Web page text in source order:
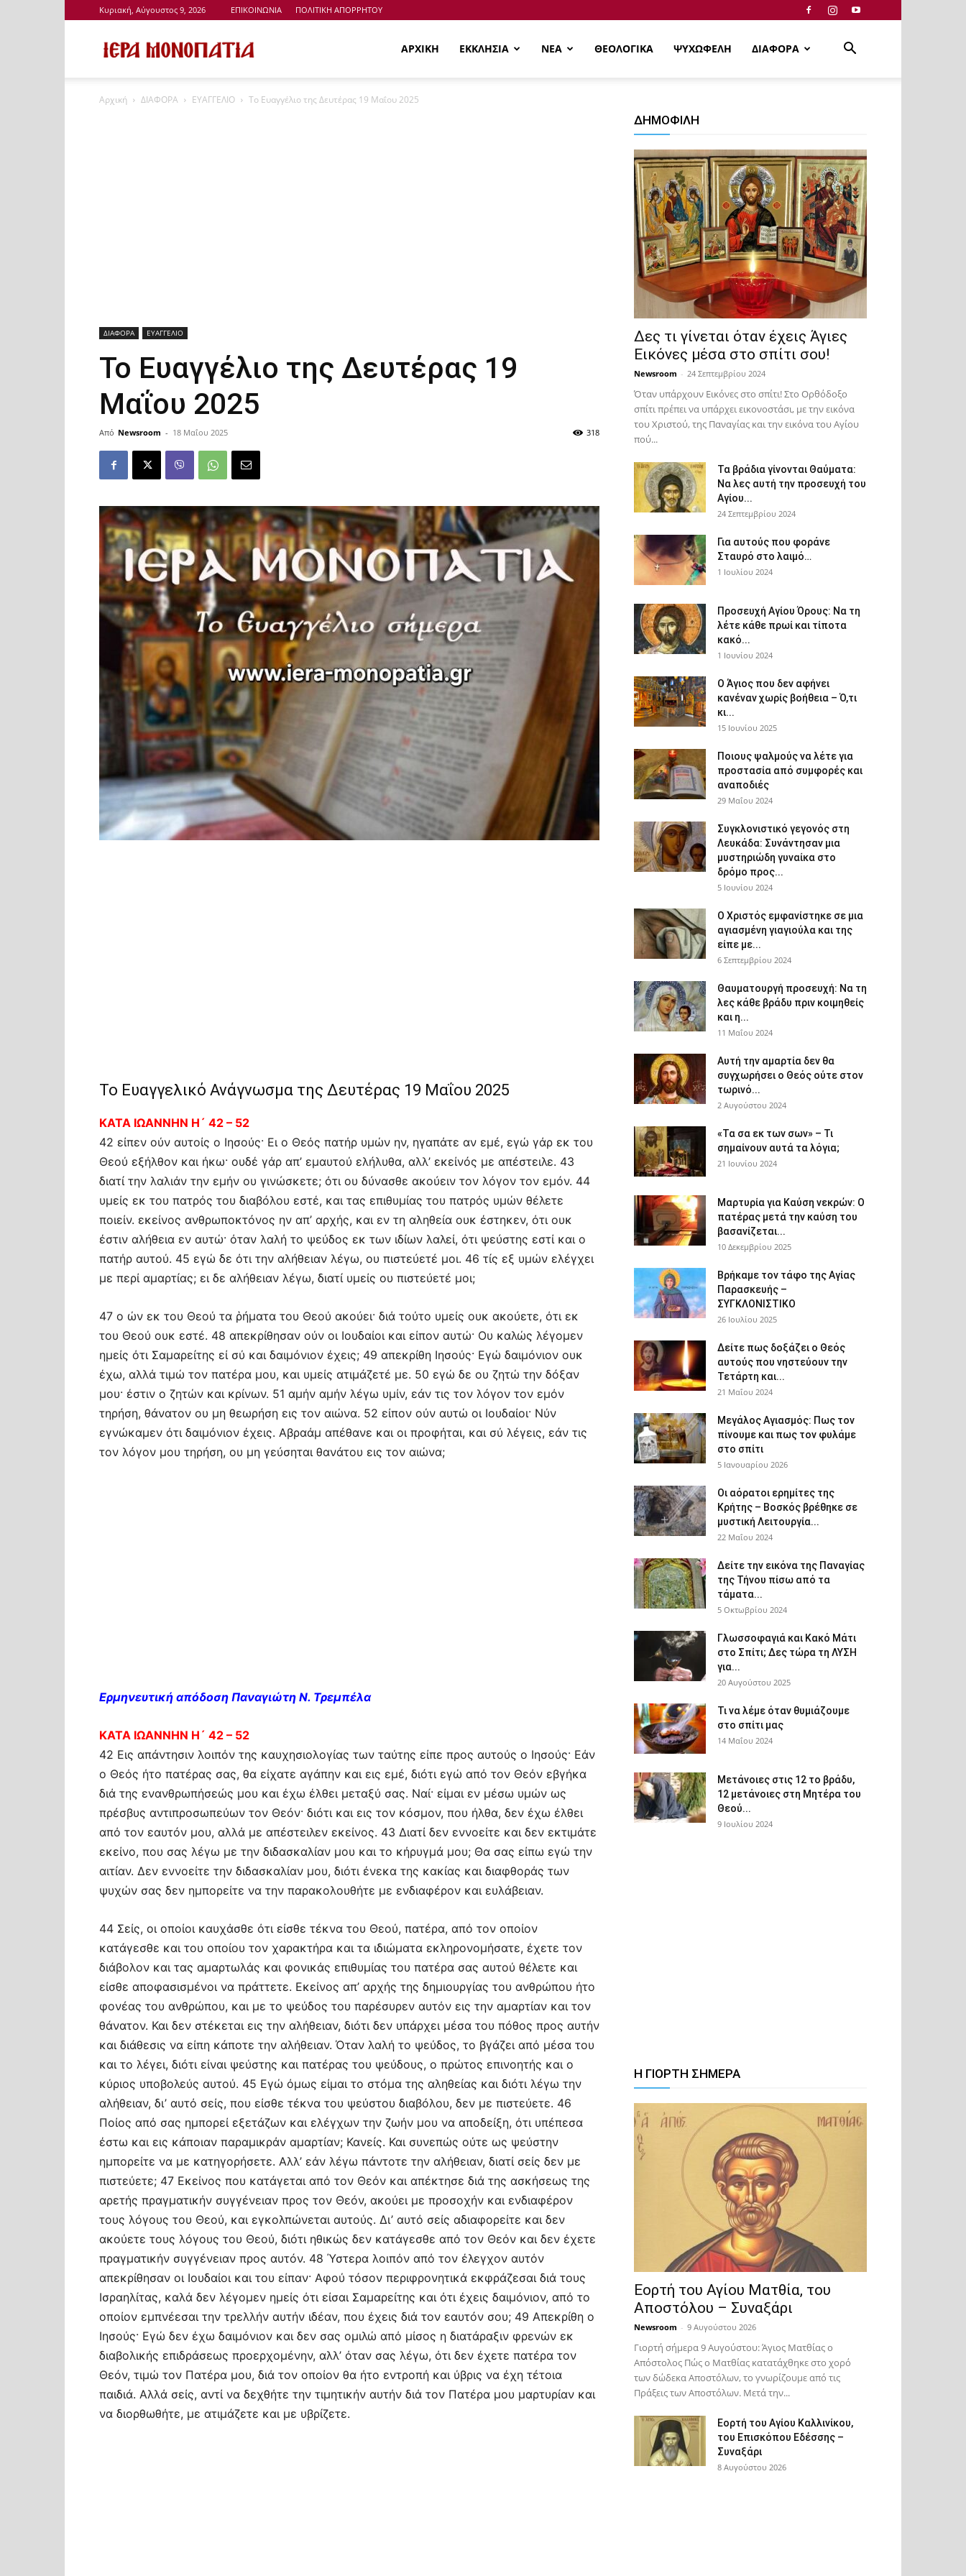
Κυριακή, Αύγουστος 9, 2026 ΕΠΙΚΟΙΝΩΝΙΑ ΠΟΛΙΤΙΚΗ ΑΠΟΡΡΗΤΟΥ
Μονοπάτια
ΑΡΧΙΚΗ ΕΚΚΛΗΣΙΑ ΝΕΑ ΘΕΟΛΟΓΙΚΑ ΨΥΧΩΦΕΛΗ ΔΙΑΦΟΡΑ
Αρχική ΔΙΑΦΟΡΑ ΕΥΑΓΓΕΛΙΟ Το Ευαγγέλιο της Δευτέρας 19 Μαΐου 2025
ΔΙΑΦΟΡΑ ΕΥΑΓΓΕΛΙΟ
Το Ευαγγέλιο της Δευτέρας 19
Μαΐου 2025
Από Newsroom - 18 Μαΐου 2025 318
Το Ευαγγελικό Ανάγνωσμα της Δευτέρας 19 Μαΐου 2025
ΚΑΤΑ ΙΩΑΝΝΗΝ Η´ 42 – 52
42 είπεν ούν αυτοίς ο Ιησούς· Ει ο Θεός πατήρ υμών ην, ηγαπάτε αν εμέ, εγώ γάρ εκ του
Θεού εξήλθον και ήκω· ουδέ γάρ απ’ εμαυτού ελήλυθα, αλλ’ εκείνός με απέστειλε. 43
διατί την λαλιάν την εμήν ου γινώσκετε; ότι ου δύνασθε ακούειν τον λόγον τον εμόν. 44
υμείς εκ του πατρός του διαβόλου εστέ, και τας επιθυμίας του πατρός υμών θέλετε
ποιείν. εκείνος ανθρωποκτόνος ην απ’ αρχής, και εν τη αληθεία ουκ έστηκεν, ότι ουκ
έστιν αλήθεια εν αυτώ· όταν λαλή το ψεύδος εκ των ιδίων λαλεί, ότι ψεύστης εστί και ο
πατήρ αυτού. 45 εγώ δε ότι την αλήθειαν λέγω, ου πιστεύετέ μοι. 46 τίς εξ υμών ελέγχει
με περί αμαρτίας; ει δε αλήθειαν λέγω, διατί υμείς ου πιστεύετέ μοι;
47 ο ών εκ του Θεού τα ῥήματα του Θεού ακούει· διά τούτο υμείς ουκ ακούετε, ότι εκ
του Θεού ουκ εστέ. 48 απεκρίθησαν ούν οι Ιουδαίοι και είπον αυτώ· Ου καλώς λέγομεν
ημείς ότι Σαμαρείτης εί σύ και δαιμόνιον έχεις; 49 απεκρίθη Ιησούς· Εγώ δαιμόνιον ουκ
έχω, αλλά τιμώ τον πατέρα μου, και υμείς ατιμάζετέ με. 50 εγώ δε ου ζητώ την δόξαν
μου· έστιν ο ζητών και κρίνων. 51 αμήν αμήν λέγω υμίν, εάν τις τον λόγον τον εμόν
τηρήση, θάνατον ου μη θεωρήση εις τον αιώνα. 52 είπον ούν αυτώ οι Ιουδαίοι· Νύν
εγνώκαμεν ότι δαιμόνιον έχεις. Αβραάμ απέθανε και οι προφήται, και σύ λέγεις, εάν τις
τον λόγον μου τηρήση, ου μη γεύσηται θανάτου εις τον αιώνα;
Ερμηνευτική απόδοση Παναγιώτη Ν. Τρεμπέλα
ΚΑΤΑ ΙΩΑΝΝΗΝ Η´ 42 – 52
42 Εις απάντησιν λοιπόν της καυχησιολογίας των ταύτης είπε προς αυτούς ο Ιησούς· Εάν
ο Θεός ήτο πατέρας σας, θα είχατε αγάπην και εις εμέ, διότι εγώ από τον Θεόν εβγήκα
διά της ενανθρωπήσεώς μου και έχω έλθει μεταξύ σας. Ναί· είμαι εν μέσω υμών ως
πρέσβυς αντιπροσωπεύων τον Θεόν· διότι και εις τον κόσμον, που ήλθα, δεν έχω έλθει
από τον εαυτόν μου, αλλά με απέστειλεν εκείνος. 43 Διατί δεν εννοείτε και δεν εκτιμάτε
εκείνο, που σας λέγω με την διδασκαλίαν μου και το κήρυγμά μου; Θα σας είπω εγώ την
αιτίαν. Δεν εννοείτε την διδασκαλίαν μου, διότι ένεκα της κακίας και διαφθοράς των
ψυχών σας δεν ημπορείτε να την παρακολουθήτε με ενδιαφέρον και ευλάβειαν.
44 Σείς, οι οποίοι καυχάσθε ότι είσθε τέκνα του Θεού, πατέρα, από τον οποίον
κατάγεσθε και του οποίου τον χαρακτήρα και τα ιδιώματα εκληρονομήσατε, έχετε τον
διάβολον και τας αμαρτωλάς και φονικάς επιθυμίας του πατέρα σας αυτού θέλετε και
είσθε αποφασισμένοι να πράττετε. Εκείνος απ’ αρχής της δημιουργίας του ανθρώπου ήτο
φονέας του ανθρώπου, και με το ψεύδος του παρέσυρεν αυτόν εις την αμαρτίαν και τον
θάνατον. Και δεν στέκεται εις την αλήθειαν, διότι δεν υπάρχει μέσα του πόθος προς αυτήν
και διάθεσις να είπη κάποτε την αλήθειαν. Όταν λαλή το ψεύδος, το βγάζει από μέσα του
και το λέγει, διότι είναι ψεύστης και πατέρας του ψεύδους, ο πρώτος επινοητής και ο
κύριος υποβολεύς αυτού. 45 Εγώ όμως είμαι το στόμα της αληθείας και διότι λέγω την
αλήθειαν, δι’ αυτό σείς, που είσθε τέκνα του ψεύστου διαβόλου, δεν με πιστεύετε. 46
Ποίος από σας ημπορεί εξετάζων και ελέγχων την ζωήν μου να αποδείξη, ότι υπέπεσα
έστω και εις κάποιαν παραμικράν αμαρτίαν; Κανείς. Και συνεπώς ούτε ως ψεύστην
ημπορείτε να με κατηγορήσετε. Αλλ’ εάν λέγω πάντοτε την αλήθειαν, διατί σείς δεν με
πιστεύετε; 47 Εκείνος που κατάγεται από τον Θεόν και απέκτησε διά της ασκήσεως της
αρετής πραγματικήν συγγένειαν προς τον Θεόν, ακούει με προσοχήν και ενδιαφέρον
τους λόγους του Θεού, και εγκολπώνεται αυτούς. Δι’ αυτό σείς αδιαφορείτε και δεν
ακούετε τους λόγους του Θεού, διότι ηθικώς δεν κατάγεσθε από τον Θεόν και δεν έχετε
πραγματικήν συγγένειαν προς αυτόν. 48 Ύστερα λοιπόν από τον έλεγχον αυτόν
απεκρίθησαν οι Ιουδαίοι και του είπαν· Αφού τόσον περιφρονητικά εκφράζεσαι διά τους
Ισραηλίτας, καλά δεν λέγομεν ημείς ότι είσαι Σαμαρείτης και ότι έχεις δαιμόνιον, από το
οποίον εμπνέεσαι την τρελλήν αυτήν ιδέαν, που έχεις διά τον εαυτόν σου; 49 Απεκρίθη ο
Ιησούς· Εγώ δεν έχω δαιμόνιον και δεν σας ομιλώ από μίσος η διατάραξιν φρενών εκ
διαβολικής επιδράσεως προερχομένην, αλλ’ όταν σας λέγω, ότι δεν έχετε πατέρα τον
Θεόν, τιμώ τον Πατέρα μου, διά τον οποίον θα ήτο εντροπή και ύβρις να έχη τέτοια
παιδιά. Αλλά σείς, αντί να δεχθήτε την τιμητικήν αυτήν διά τον Πατέρα μου μαρτυρίαν και
να διορθωθήτε, με ατιμάζετε και με υβρίζετε.
ΔΗΜΟΦΙΛΗ
Δες τι γίνεται όταν έχεις Άγιες
Εικόνες μέσα στο σπίτι σου!
Newsroom - 24 Σεπτεμβρίου 2024
Όταν υπάρχουν Εικόνες στο σπίτι! Στο Ορθόδοξο
σπίτι πρέπει να υπάρχει εικονοστάσι, με την εικόνα
του Χριστού, της Παν­αγίας και την εικόνα του Αγίου
πού...
Τα βράδια γίνονται Θαύματα:
Να λες αυτή την προσευχή του
Αγίου...
24 Σεπτεμβρίου 2024
Για αυτούς που φοράνε
Σταυρό στο λαιμό…
1 Ιουλίου 2024
Προσευχή Αγίου Όρους: Να τη
λέτε κάθε πρωί και τίποτα
κακό...
1 Ιουνίου 2024
Ο Άγιος που δεν αφήνει
κανέναν χωρίς βοήθεια – Ό,τι
κι...
15 Ιουνίου 2025
Ποιους ψαλμούς να λέτε για
προστασία από συμφορές και
αναποδιές
29 Μαΐου 2024
Συγκλονιστικό γεγονός στη
Λευκάδα: Συνάντησαν μια
μυστηριώδη γυναίκα στο
δρόμο προς...
5 Ιουνίου 2024
Ο Χριστός εμφανίστηκε σε μια
αγιασμένη γιαγιούλα και της
είπε με...
6 Σεπτεμβρίου 2024
Θαυματουργή προσευχή: Να τη
λες κάθε βράδυ πριν κοιμηθείς
και η...
11 Μαΐου 2024
Αυτή την αμαρτία δεν θα
συγχωρήσει ο Θεός ούτε στον
τωρινό...
2 Αυγούστου 2024
«Τα σα εκ των σων» – Τι
σημαίνουν αυτά τα λόγια;
21 Ιουνίου 2024
Μαρτυρία για Καύση νεκρών: Ο
πατέρας μετά την καύση του
βασανίζεται...
10 Δεκεμβρίου 2025
Βρήκαμε τον τάφο της Αγίας
Παρασκευής –
ΣΥΓΚΛΟΝΙΣΤΙΚΟ
26 Ιουλίου 2025
Δείτε πως δοξάζει ο Θεός
αυτούς που νηστεύουν την
Τετάρτη και...
21 Μαΐου 2024
Μεγάλος Αγιασμός: Πως τον
πίνουμε και πως τον φυλάμε
στο σπίτι
5 Ιανουαρίου 2026
Οι αόρατοι ερημίτες της
Κρήτης – Βοσκός βρέθηκε σε
μυστική Λειτουργία...
22 Μαΐου 2024
Δείτε την εικόνα της Παναγίας
της Τήνου πίσω από τα
τάματα...
5 Οκτωβρίου 2024
Γλωσσοφαγιά και Κακό Μάτι
στο Σπίτι; Δες τώρα τη ΛΥΣΗ
για...
20 Αυγούστου 2025
Τι να λέμε όταν θυμιάζουμε
στο σπίτι μας
14 Μαΐου 2024
Μετάνοιες στις 12 το βράδυ,
12 μετάνοιες στη Μητέρα του
Θεού...
9 Ιουλίου 2024
Η ΓΙΟΡΤΗ ΣΗΜΕΡΑ
Εορτή του Αγίου Ματθία, του
Αποστόλου – Συναξάρι
Newsroom - 9 Αυγούστου 2026
Γιορτή σήμερα 9 Αυγούστου: Άγιος Ματθίας ο
Απόστολος Πώς ο Ματθίας κατατάχθηκε στο χορό
των δώδεκα Αποστόλων, το γνωρίζουμε από τις
Πράξεις των Αποστόλων. Μετά την...
Εορτή του Αγίου Καλλινίκου,
του Επισκόπου Εδέσσης –
Συναξάρι
8 Αυγούστου 2026